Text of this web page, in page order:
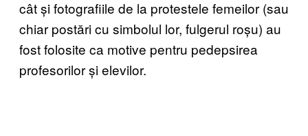
cât și fotografiile de la protestele femeilor (sau
chiar postări cu simbolul lor, fulgerul roșu) au
fost folosite ca motive pentru pedepsirea
profesorilor și elevilor.